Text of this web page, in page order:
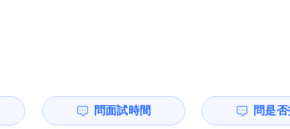
問面試時間 問是